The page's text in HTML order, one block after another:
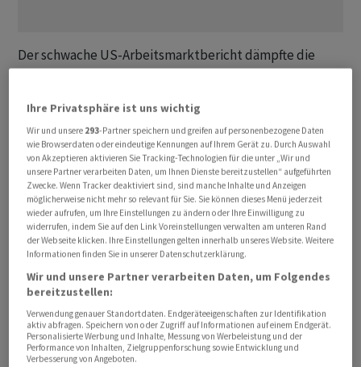
Der schwache US-Arbeitsmarktbericht dämpfte die
so den Dollar. In den Vereinigten Staaten ist die
Beschäftigungsentwicklung im Juni deutlich hinter den
Erwartungen zurückgeblieben. Zudem wurden in den
beiden Vormonaten weniger Stellen geschaffen als
zunächst ermittelt.
«Die unter den Erwartungen liegenden Jobzahlen
dürften die zwischenzeitlich immer wieder
aufgeflammten Diskussionen um eine kurzfristige
Zinserhöhung der Fed erst einmal beenden»,
kommentierte Bernd Weidensteiner, Volkswirt bei der
Commerzbank. «Dazu kommt, dass auch die Inflation
wieder nachlassen dürfte.» Zuletzt hatte die Erwartung
Ihre Privatsphäre ist uns wichtig
Wir und unsere 293-Partner speichern und greifen auf personenbezogene Daten
wie Browserdaten oder eindeutige Kennungen auf Ihrem Gerät zu. Durch Auswahl
von Akzeptieren aktivieren Sie Tracking-Technologien für die unter „Wir und
unsere Partner verarbeiten Daten, um Ihnen Dienste bereitzustellen“ aufgeführten
Zwecke. Wenn Tracker deaktiviert sind, sind manche Inhalte und Anzeigen
möglicherweise nicht mehr so relevant für Sie. Sie können dieses Menü jederzeit
wieder aufrufen, um Ihre Einstellungen zu ändern oder Ihre Einwilligung zu
widerrufen, indem Sie auf den Link Voreinstellungen verwalten am unteren Rand
der Webseite klicken. Ihre Einstellungen gelten innerhalb unseres Website. Weitere
Informationen finden Sie in unserer Datenschutzerklärung.
Wir und unsere Partner verarbeiten Daten, um Folgendes
bereitzustellen:
Verwendung genauer Standortdaten. Endgeräteeigenschaften zur Identifikation
aktiv abfragen. Speichern von oder Zugriff auf Informationen auf einem Endgerät.
Personalisierte Werbung und Inhalte, Messung von Werbeleistung und der
Performance von Inhalten, Zielgruppenforschung sowie Entwicklung und
Verbesserung von Angeboten.